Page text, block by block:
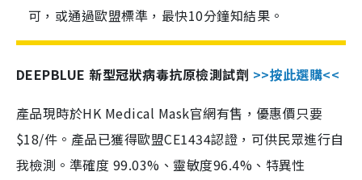
可，或通過歐盟標準，最快10分鐘知結果。
DEEPBLUE 新型冠狀病毒抗原檢測試劑 >>按此選購<<
產品現時於HK Medical Mask官網有售，優惠價只要
$18/件。產品已獲得歐盟CE1434認證，可供民眾進行自
我檢測。準確度 99.03%、靈敏度96.4%、特異性